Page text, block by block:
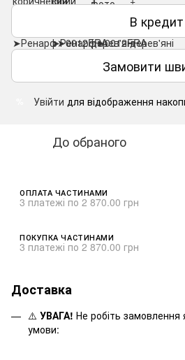
В кредит
Замовити
Увійти для відображення
До обраного
ОПЛАТА ЧАСТИНАМИ
3 платежі по 2 870.00 грн
ПОКУПКА ЧАСТИНАМИ
3 платежі по 2 870.00 грн
Доставка
⚠️ УВАГА! Не робіть
умови: